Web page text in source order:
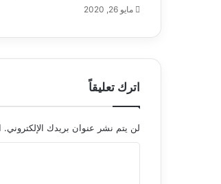
مايو 26, 2020
اترك تعليقاً
لن يتم نشر عنوان بريدك الإلكتروني.